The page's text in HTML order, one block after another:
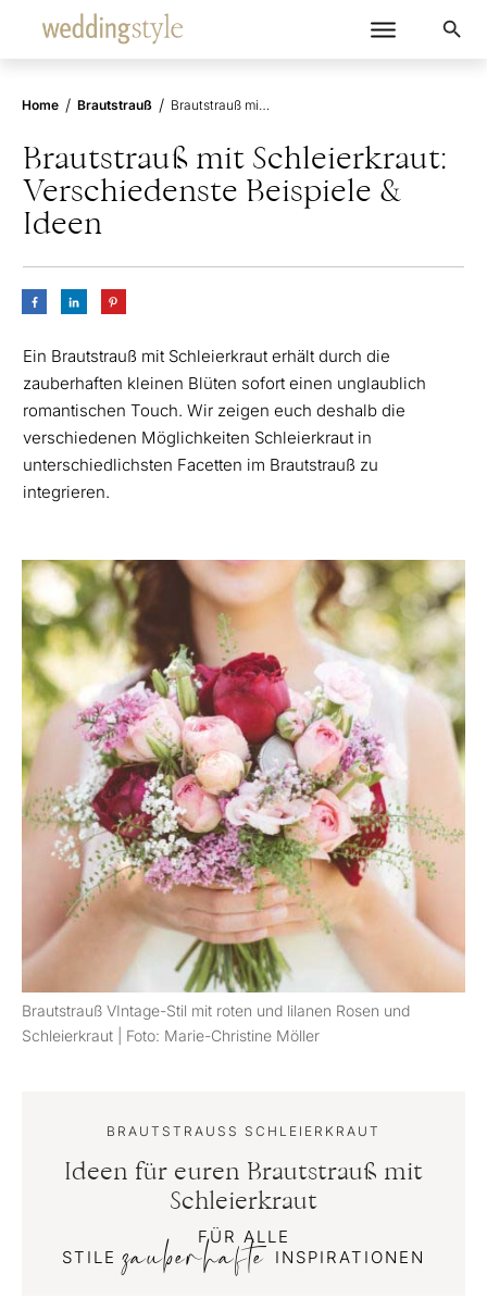
Home / Brautstrauß / Brautstrauß mit Schleierkraut: Verschiedenste Beispiele & Ideen
Brautstrauß mit Schleierkraut:
Verschiedenste Beispiele &
Ideen
Ein Brautstrauß mit Schleierkraut erhält durch die
zauberhaften kleinen Blüten sofort einen unglaublich
romantischen Touch. Wir zeigen euch deshalb die
verschiedenen Möglichkeiten Schleierkraut in
unterschiedlichsten Facetten im Brautstrauß zu
integrieren.
Brautstrauß VIntage-Stil mit roten und lilanen Rosen und
Schleierkraut | Foto: Marie-Christine Möller
BRAUTSTRAUSS SCHLEIERKRAUT
Ideen für euren Brautstrauß mit
Schleierkraut
FÜR ALLE
STILEzauberhafte INSPIRATIONEN